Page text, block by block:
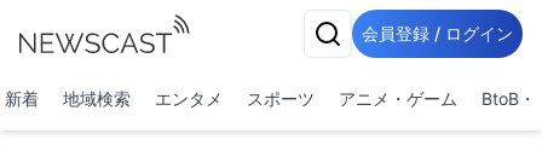
会員登録 / ログイン
新着 地域検索 エンタメ スポーツ アニメ・ゲーム BtoB・